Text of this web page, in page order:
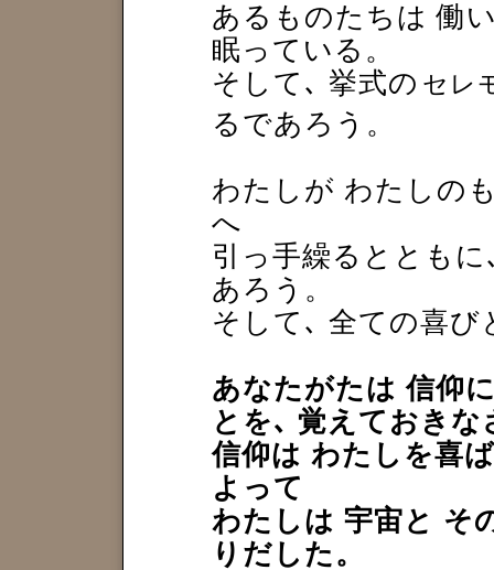
あるものたちは 働
眠っている。
そして､ 挙式の セレ
るであろう。
わたしが わたしの
へ
引っ手繰るととも
あろう。
そして､ 全ての喜
あなたがたは 信仰
とを､ 覚えておきな
信仰は わたしを喜
よって
わたしは 宇宙と そ
りだした。